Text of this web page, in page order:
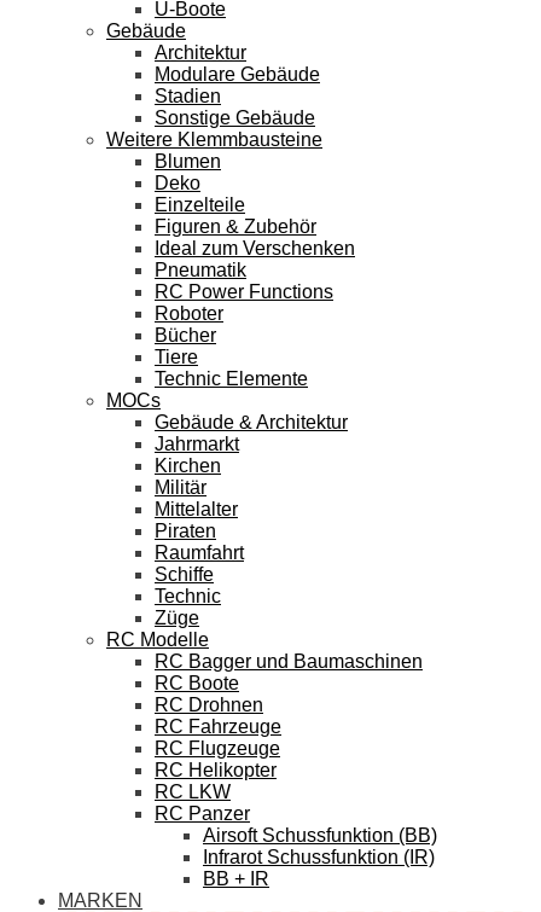
U-Boote
Gebäude
Architektur
Modulare Gebäude
Stadien
Sonstige Gebäude
Weitere Klemmbausteine
Blumen
Deko
Einzelteile
Figuren & Zubehör
Ideal zum Verschenken
Pneumatik
RC Power Functions
Roboter
Bücher
Tiere
Technic Elemente
MOCs
Gebäude & Architektur
Jahrmarkt
Kirchen
Militär
Mittelalter
Piraten
Raumfahrt
Schiffe
Technic
Züge
RC Modelle
RC Bagger und Baumaschinen
RC Boote
RC Drohnen
RC Fahrzeuge
RC Flugzeuge
RC Helikopter
RC LKW
RC Panzer
Airsoft Schussfunktion (BB)
Infrarot Schussfunktion (IR)
BB + IR
MARKEN